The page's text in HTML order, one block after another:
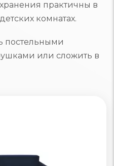
практичны в
комнатах.
постельными
или сложить в